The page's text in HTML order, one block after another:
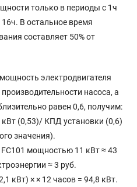
только в периоды с 1ч
В остальное время
составляет 50% от
электродвигателя
насоса, а
равен 0,6, получим:
(0,53)/ КПД установки (0,6)
значения).
мощностью 11 кВт ≈ 43
≈ 3 руб.
кВт) × × 12 часов = 94,8 кВт.